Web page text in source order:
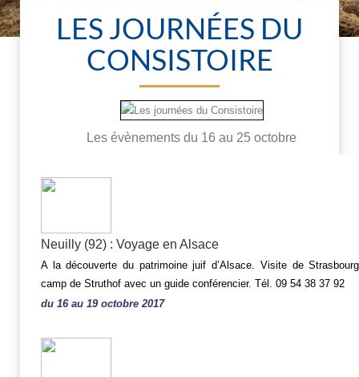
LES JOURNÉES DU
CONSISTOIRE
Les évènements du 16 au 25 octobre
Neuilly (92) : Voyage en Alsace
A la découverte du patrimoine juif d’Alsace. Visite de
camp de Struthof avec un guide conférencier. Tél. 09 54 38 37 92
du 16 au 19 octobre 2017